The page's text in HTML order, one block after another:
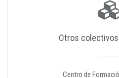
Otros
Centro de